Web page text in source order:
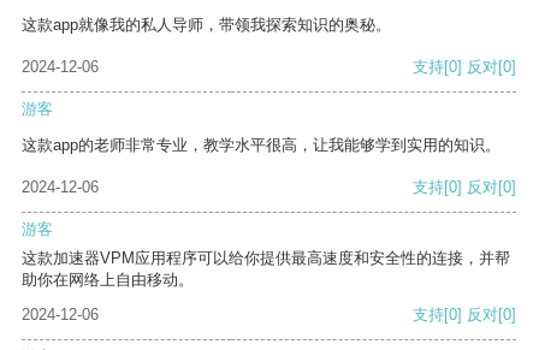
这款app就像我的私人导师，带领我探索知识的奥秘。
2024-12-06 支持[0] 反对[0]
游客
这款app的老师非常专业，教学水平很高，让我能够学到实用的知识。
2024-12-06 支持[0] 反对[0]
游客
这款加速器VPM应用程序可以给你提供最高速度和安全性的连接，并帮
助你在网络上自由移动。
2024-12-06
支持[0] 反对[0]